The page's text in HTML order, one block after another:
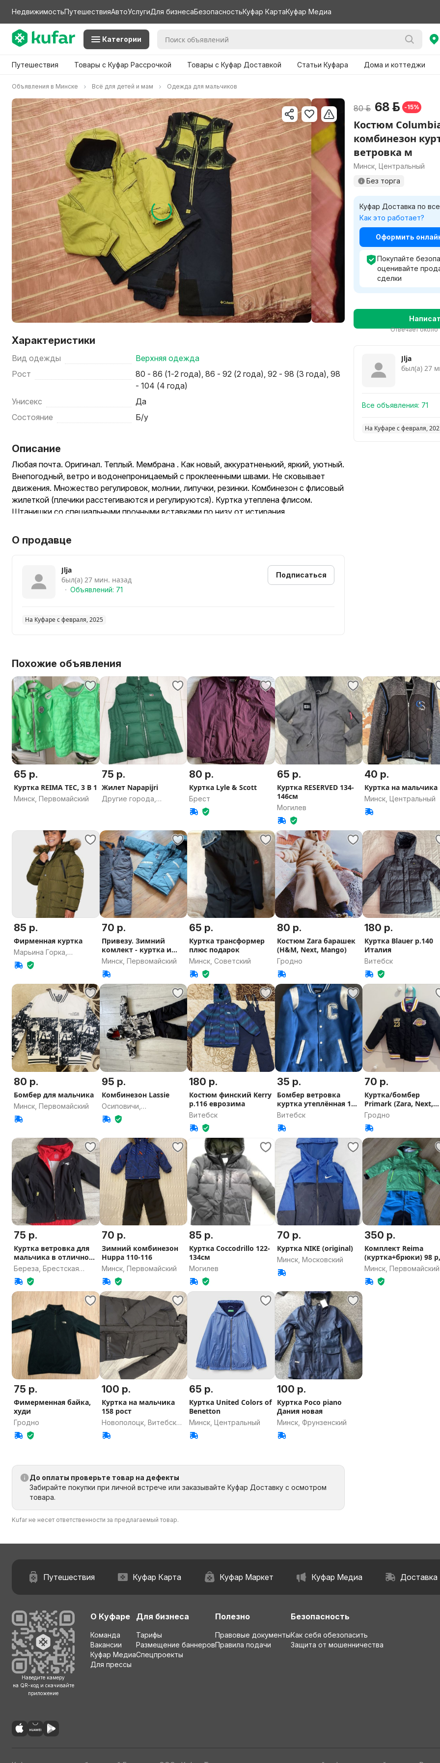
НедвижимостьПутешествияАвтоУслугиДля бизнесаБезопасностьКуфар КартаКуфар Медиа
Категории
Путешествия Товары с Куфар Рассрочкой Товары с Куфар Доставкой Статьи Куфара Дома и коттеджи
Объявления в Минске Всё для детей и мам Одежда для мальчиков
Характеристики
Вид одежды
Верхняя одежда
Рост
80 - 86 (1-2 года), 86 - 92 (2 года), 92 - 98 (3 года), 98
- 104 (4 года)
Унисекс
Да
Состояние
Б/у
Описание
Любая почта. Оригинал. Теплый. Мембрана . Как новый, аккуратненький, яркий, уютный.
Внепогодный, ветро и водонепроницаемый с проклеенными швами. Не сковывает
движения. Множество регулировок, молнии, липучки, резинки. Комбинезон с флисовый
жилеткой (плечики расстегиваются и регулируются). Куртка утеплена флисом.
Штанишки со специальными прочными вставками по низу от истирания.
О продавце
Jlja
был(а) 27 мин. назад
Объявлений: 71
Подписаться
На Куфаре с февраля, 2025
Похожие объявления
65 р.
Куртка REIMA TEC, 3 В 1
Минск, Первомайский
75 р.
Жилет Napapijri
Другие города,
80 р.
Куртка Lyle & Scott
Брест
65 р.
Куртка RESERVED 134-
146см
Могилев
40 р.
Куртка на мальчика
Минск, Центральный
85 р.
Фирменная куртка
Марьина Горка,
Минская область
70 р.
Привезу. Зимний
комлект - куртка и
комбинезон.
Минск, Первомайский
65 р.
Куртка трансформер
плюс подарок
Минск, Советский
80 р.
Костюм Zara барашек
(H&M, Next, Mango)
Гродно
180 р.
Куртка Blauer р.140
Италия
Витебск
80 р.
Бомбер для мальчика
Минск, Первомайский
95 р.
Комбинезон Lassie
Осиповичи,
Могилевская область
180 р.
Костюм финский Kerry
р.116 еврозима
Витебск
35 р.
Бомбер ветровка
куртка утеплённая 146
152 158
Витебск
70 р.
Куртка/бомбер
Primark (Zara, Next,
H&M)
Гродно
75 р.
Куртка ветровка для
мальчика в отличном
состоянии
Береза, Брестская
область
70 р.
Зимний комбинезон
Huppa 110-116
Минск, Первомайский
85 р.
Куртка Сoccodrillo 122-
134см
Могилев
70 р.
Куртка NIKE (original)
Минск, Московский
350 р.
Комплект Reima
(куртка+брюки) 98
оригинал
Минск, Первомайский
75 р.
Фимерменная байка,
худи
Гродно
100 р.
Куртка на мальчика
158 рост
Новополоцк, Витебская
область
65 р.
Куртка United Colors of
Benetton
Минск, Центральный
100 р.
Куртка Poco piano
Дания новая
Минск, Фрунзенский
До оплаты проверьте товар на дефекты
Забирайте покупки при личной встрече или заказывайте Куфар Доставку с осмотром
товара.
Kufar не несет ответственности за предлагаемый товар.
80 р. 68 р. -15%
Костюм
комбинезон
ветровка м
Минск, Центральный
Без торга
Куфар Доставка по
Как это работает?
Оформить
Покупайте
оценивайте
сделки
Отвечает около
Jlja
был(а) 27
Все объявления: 71
На Куфаре с февраля,
Путешествия Куфар Карта Куфар Маркет Куфар Медиа Доставка
Наведите камеру
на QR-код и скачивайте
приложение
О Куфаре
Команда
Вакансии
Куфар Медиа
Для прессы
Для бизнеса
Тарифы
Размещение баннеров
Спецпроекты
Полезно
Правовые документы
Правила подачи
Безопасность
Как себя обезопасить
Защита от мошенничества